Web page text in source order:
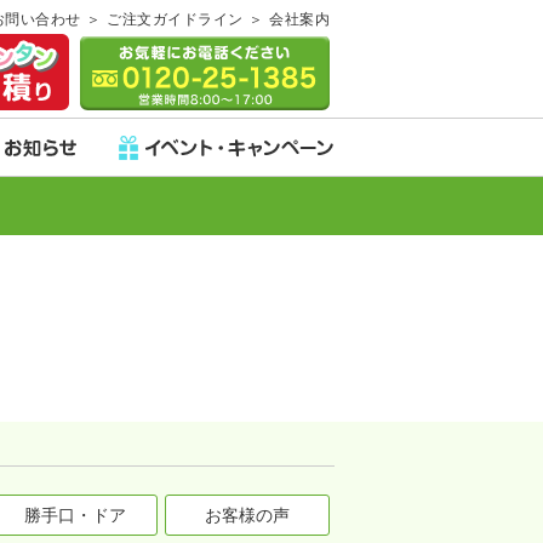
問い合わせ ご注文ガイドライン 会社案内
勝手口・ドア お客様の声